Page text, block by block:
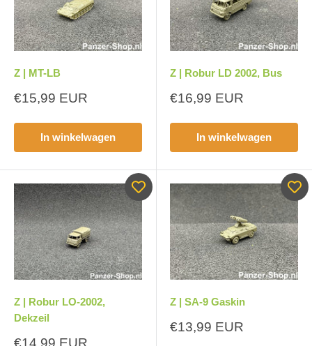
Z | MT-LB
Aanbiedingsprijs
€15,99 EUR
In winkelwagen
Z | Robur LD 2002, Bus
Aanbiedingsprijs
€16,99 EUR
In winkelwagen
Z | Robur LO-2002,
Dekzeil
Aanbiedingsprijs
€14,99 EUR
Z | SA-9 Gaskin
Aanbiedingsprijs
€13,99 EUR